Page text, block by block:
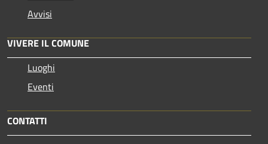
Avvisi
VIVERE IL COMUNE
Luoghi
Eventi
CONTATTI